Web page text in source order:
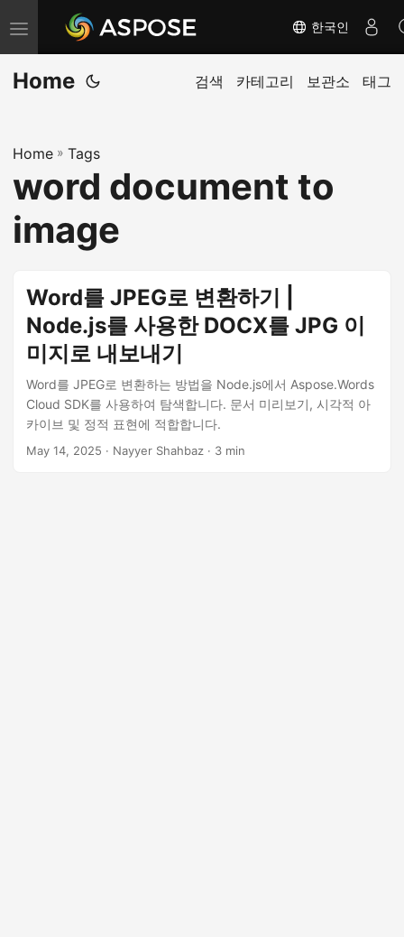
내
비
게
전
환
한국인
Home 검색 카테고리 보관소 태그
Home » Tags
word document to
image
Word를 JPEG로 변환하기 |
Node.js를 사용한 DOCX를 JPG 이
미지로 내보내기
Word를 JPEG로 변환하는 방법을 Node.js에서 Aspose.Words
Cloud SDK를 사용하여 탐색합니다. 문서 미리보기, 시각적 아
카이브 및 정적 표현에 적합합니다.
May 14, 2025 · Nayyer Shahbaz · 3 min